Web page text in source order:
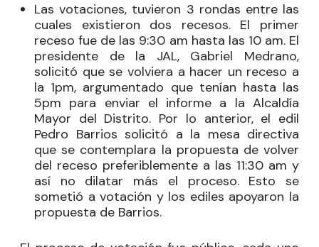
Las votaciones, tuvieron 3 rondas entre las
cuales existieron dos recesos. El primer
receso fue de las 9:30 am hasta las 10 am. El
presidente de la JAL, Gabriel Medrano,
solicitó que se volviera a hacer un receso a
la 1pm, argumentado que tenían hasta las
5pm para enviar el informe a la Alcaldía
Mayor del Distrito. Por lo anterior, el edil
Pedro Barrios solicitó a la mesa directiva
que se contemplara la propuesta de volver
del receso preferiblemente a las 11:30 am y
así no dilatar más el proceso. Esto se
sometió a votación y los ediles apoyaron la
propuesta de Barrios.